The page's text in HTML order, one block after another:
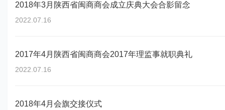
2018年3月陕西省闽商商会成立庆典大会合影留念
2022.07.16
2017年4月陕西省闽商商会2017年理监事就职典礼
2022.07.16
2018年4月会旗交接仪式